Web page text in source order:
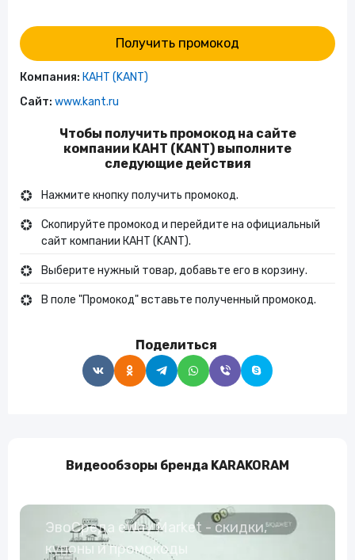
Получить промокод
Компания: КАНТ (KANT)
Сайт: www.kant.ru
Чтобы получить промокод на сайте
компании КАНТ (KANT) выполните
следующие действия
Нажмите кнопку получить промокод.
Скопируйте промокод и перейдите на официальный
сайт компании КАНТ (KANT).
Выберите нужный товар, добавьте его в корзину.
В поле "Промокод" вставьте полученный промокод.
Поделиться
Видеообзоры бренда KARAKORAM
ЭвоСреда eWay Market - скидки,
купоны и промокоды